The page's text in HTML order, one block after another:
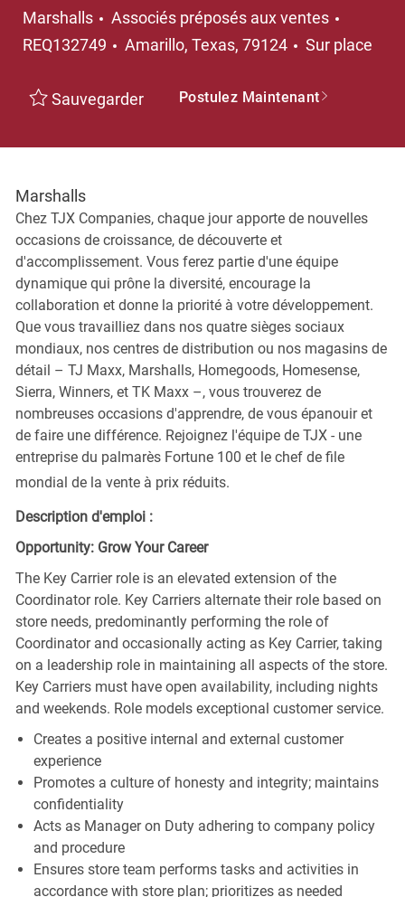
Marshalls Catégorie
Associés préposés aux ventes
REQ132749
Emplacement
Amarillo, Texas, 79124 Sur place
Sauvegarder Postulez Maintenant
Marshalls
Chez TJX Companies, chaque jour apporte de nouvelles
occasions de croissance, de découverte et
d'accomplissement. Vous ferez partie d'une équipe
dynamique qui prône la diversité, encourage la
collaboration et donne la priorité à votre développement.
Que vous travailliez dans nos quatre sièges sociaux
mondiaux, nos centres de distribution ou nos magasins de
détail – TJ Maxx, Marshalls, Homegoods, Homesense,
Sierra, Winners, et TK Maxx –, vous trouverez de
nombreuses occasions d'apprendre, de vous épanouir et
de faire une différence. Rejoignez l'équipe de TJX - une
entreprise du palmarès Fortune 100 et le chef de file
mondial de la vente à prix réduits.
Description d'emploi :
Opportunity: Grow Your Career
The Key Carrier role is an elevated extension of the
Coordinator role. Key Carriers alternate their role based on
store needs, predominantly performing the role of
Coordinator and occasionally acting as Key Carrier, taking
on a leadership role in maintaining all aspects of the store.
Key Carriers must have open availability, including nights
and weekends. Role models exceptional customer service.
Creates a positive internal and external customer
experience
Promotes a culture of honesty and integrity; maintains
confidentiality
Acts as Manager on Duty adhering to company policy
and procedure
Ensures store team performs tasks and activities in
accordance with store plan; prioritizes as needed